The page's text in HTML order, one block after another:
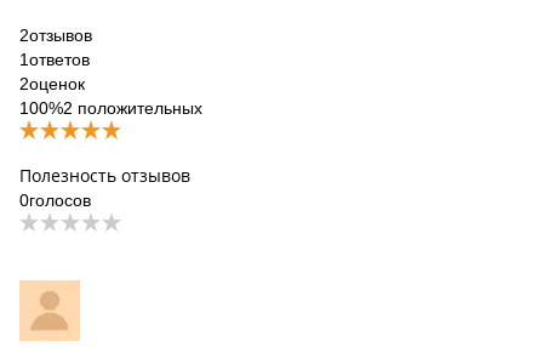
2отзывов
1ответов
2оценок
100%2 положительных
Полезность отзывов
0голосов